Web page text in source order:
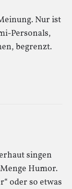
Nur ist
Personals,
begrenzt.
singen
Humor.
oder so etwas